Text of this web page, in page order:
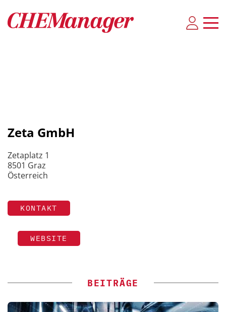
Zeta GmbH
Zetaplatz 1
8501 Graz
Österreich
KONTAKT
WEBSITE
BEITRÄGE